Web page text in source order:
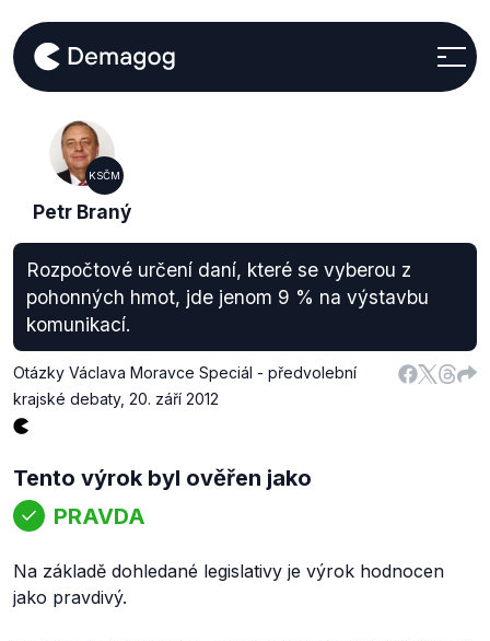
KSČM
Petr Braný
Rozpočtové určení daní, které se vyberou z
pohonných hmot, jde jenom 9 % na výstavbu
komunikací.
Otázky Václava Moravce Speciál - předvolební
krajské debaty, 20. září 2012
Tento výrok byl ověřen jako
PRAVDA
Na základě dohledané legislativy je výrok hodnocen
jako pravdivý.